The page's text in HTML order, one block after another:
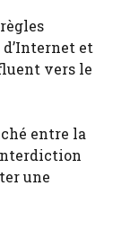
et
vers le
entre la
une